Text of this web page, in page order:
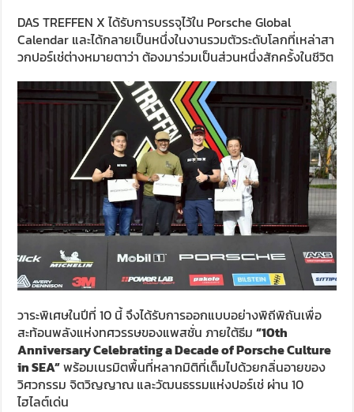
DAS TREFFEN X ได้รับการบรรจุไว้ใน Porsche Global
Calendar และได้กลายเป็นหนึ่งในงานรวมตัวระดับโลกที่เหล่าสา
วกปอร์เช่ต่างหมายตาว่า ต้องมาร่วมเป็นส่วนหนึ่งสักครั้งในชีวิต
วาระพิเศษในปีที่ 10 นี้ จึงได้รับการออกแบบอย่างพิถีพิถันเพื่อ
สะท้อนพลังแห่งทศวรรษของแพสชั่น ภายใต้ธีม“10th
Anniversary Celebrating a Decade of Porsche Culture
in SEA”พร้อมเนรมิตพื้นที่หลากมิติที่เต็มไปด้วยกลิ่นอายของ
วิศวกรรม จิตวิญญาณ และวัฒนธรรมแห่งปอร์เช่ ผ่าน 10
ไฮไลต์เด่น